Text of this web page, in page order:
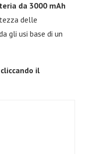
da 3000 mAh
delle
gli usi base di un
il